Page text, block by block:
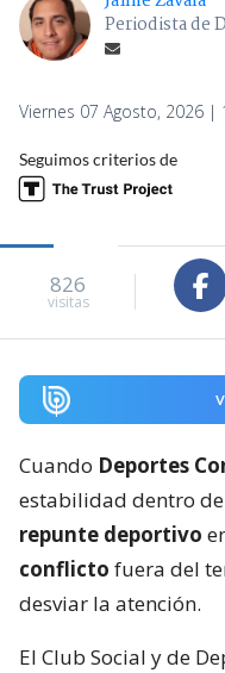
Periodista de
Viernes 07 Agosto, 2026 |
Seguimos criterios de
826
visitas
Cuando Deportes
estabilidad dentro
repunte deportivo
conflicto fuera del
desviar la atención.
El Club Social y de